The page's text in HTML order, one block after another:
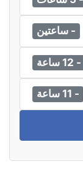
- ساعتين
- 12 ساعة
- 11 ساعة